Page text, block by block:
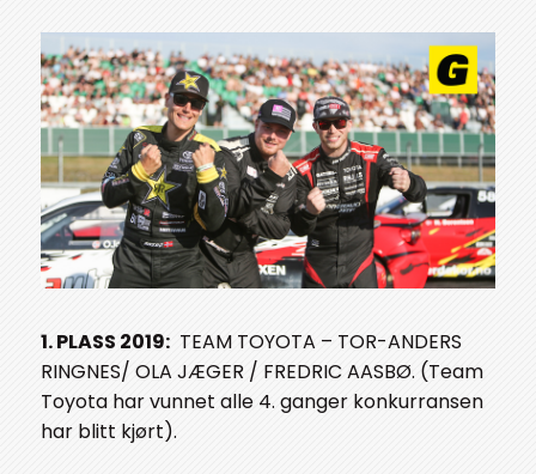
1. PLASS 2019: TEAM TOYOTA – TOR-ANDERS
RINGNES/ OLA JÆGER / FREDRIC AASBØ. (Team
Toyota har vunnet alle 4. ganger konkurransen
har blitt kjørt).